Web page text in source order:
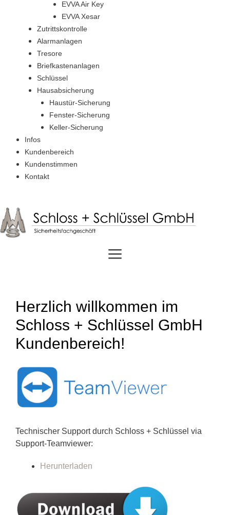
EVVA Air Key
EVVA Xesar
Zutrittskontrolle
Alarmanlagen
Tresore
Briefkastenanlagen
Schlüssel
Hausabsicherung
Haustür-Sicherung
Fenster-Sicherung
Keller-Sicherung
Infos
Kundenbereich
Kundenstimmen
Kontakt
Herzlich willkommen im
Schloss + Schlüssel GmbH
Kundenbereich!
Technischer Support durch Schloss + Schlüssel via
Support-Teamviewer:
Herunterladen